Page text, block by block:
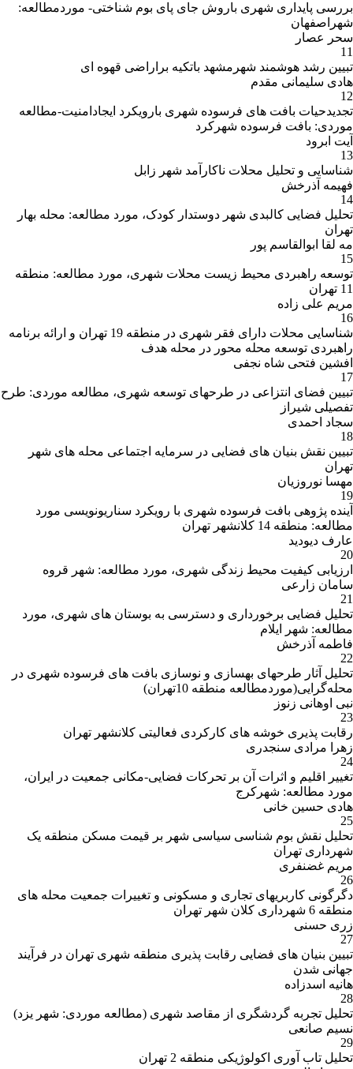
بررسی پایداری شهری باروش جای پای بوم شناختی- موردمطالعه:
شهراصفهان
سحر عصار
11
تبیین رشد هوشمند شهرمشهد باتکیه براراضی قهوه ای
هادی سلیمانی مقدم
12
تجدیدحیات بافت های فرسوده شهری بارویکرد ایجادامنیت-مطالعه
موردی: بافت فرسوده شهرکرد
آیت ابرود
13
شناسایی و تحلیل محلات ناکارآمد شهر زابل
فهیمه آذرخش
14
تحلیل فضایی کالبدی شهر دوستدار کودک، مورد مطالعه: محله بهار
تهران
مه لقا ابوالقاسم پور
15
توسعه راهبردی محیط زیست محلات شهری، مورد مطالعه: منطقه
11 تهران
مریم علی زاده
16
شناسایی محلات دارای فقر شهری در منطقه 19 تهران و ارائه برنامه
راهبردی توسعه محله محور در محله هدف
افشین فتحی شاه نجفی
17
تبیین فضای انتزاعی در طرحهای توسعه شهری، مطالعه موردی: طرح
تفصیلی شیراز
سجاد احمدی
18
تبیین نقش بنیان های فضایی در سرمایه اجتماعی محله های شهر
تهران
مهسا نوروزیان
19
آینده پژوهی بافت فرسوده شهری با رویکرد سناریونویسی مورد
مطالعه: منطقه 14 کلانشهر تهران
عارف دیودید
20
ارزیابی کیفیت محیط زندگی شهری، مورد مطالعه: شهر قروه
سامان زارعی
21
تحلیل فضایی برخورداری و دسترسی به بوستان های شهری، مورد
مطالعه: شهر ایلام
فاطمه آذرخش
22
تحلیل آثار طرحهای بهسازی و نوسازی بافت های فرسوده شهری در
محله‌گرایی(موردمطالعه منطقه 10تهران)
نبی اوهانی زنوز
23
رقابت پذیری خوشه های کارکردی فعالیتی کلانشهر تهران
زهرا مرادی سنجدری
24
تغییر اقلیم و اثرات آن بر تحرکات فضایی-مکانی جمعیت در ایران،
مورد مطالعه: شهرکرج
هادی حسین خانی
25
تحلیل نقش بوم شناسی سیاسی شهر بر قیمت مسکن منطقه یک
شهرداری تهران
مریم غضنفری
26
دگرگونی کاربریهای تجاری و مسکونی و تغییرات جمعیت محله های
منطقه 6 شهرداری کلان شهر تهران
زری حسنی
27
تبیین بنیان های فضایی رقابت پذیری منطقه شهری تهران در فرآیند
جهانی شدن
هانیه اسدزاده
28
تحلیل تجربه گردشگری از مقاصد شهری (مطالعه موردی: شهر یزد)
نسیم صانعی
29
تحلیل تاب آوری اکولوژیکی منطقه 2 تهران